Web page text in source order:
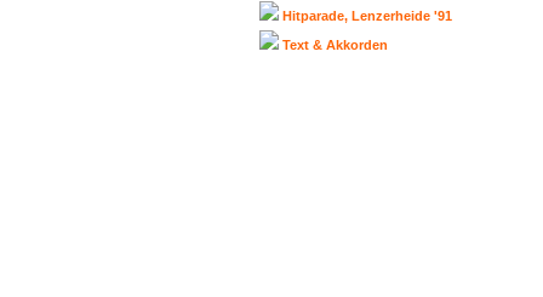
Hitparade, Lenzerheide '91
Text & Akkorden